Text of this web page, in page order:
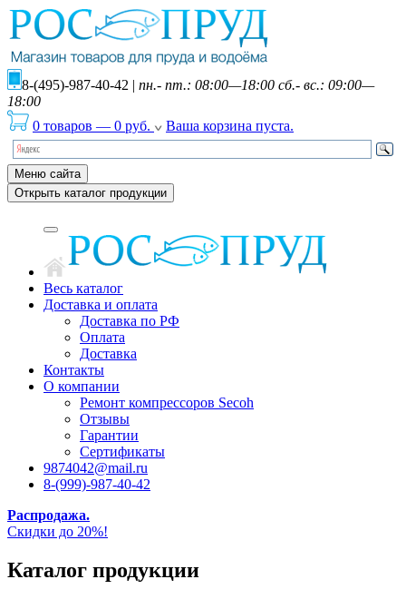
8-(495)-987-40-42 | пн.- пт.: 08:00—18:00 сб.- вс.: 09:00—
18:00
0 товаров — 0 руб. Ваша корзина пуста.
Меню сайта
Открыть каталог продукции
Весь каталог
Доставка и оплата
Доставка по РФ
Оплата
Доставка
Контакты
О компании
Ремонт компрессоров Secoh
Отзывы
Гарантии
Сертификаты
9874042@mail.ru
8-(999)-987-40-42
Распродажа.
Скидки до 20%!
Каталог продукции